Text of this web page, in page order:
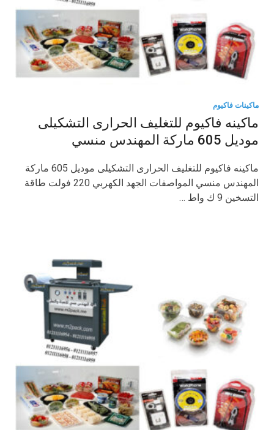
ماكينات فاكيوم
ماكينه فاكيوم للتغليف الحرارى التشكيلى
موديل 605 ماركة المهندس منسي
ماكينه فاكيوم للتغليف الحرارى التشكيلى موديل 605 ماركة
المهندس منسي المواصفات الجهد الكهربي 220 فولت طاقة
التسخين 9 ك واط …